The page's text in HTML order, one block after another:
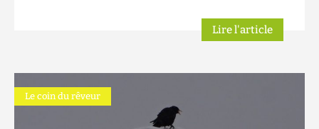
Lire l'article
Le coin du rêveur